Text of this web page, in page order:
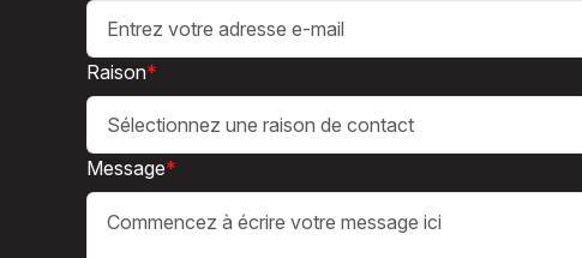
Raison*
Sélectionnez une raison de contact
Message*